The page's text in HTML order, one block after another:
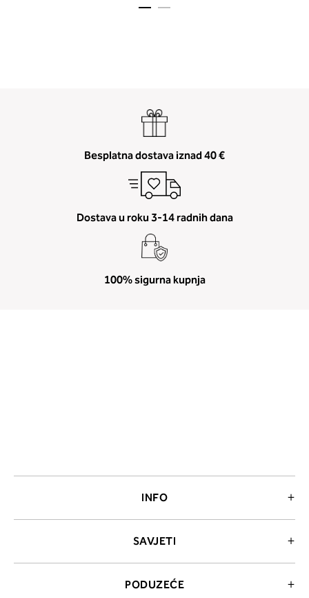
Besplatna dostava iznad 40 €
Dostava u roku 3-14 radnih dana
100% sigurna kupnja
INFO
SAVJETI
PODUZEĆE